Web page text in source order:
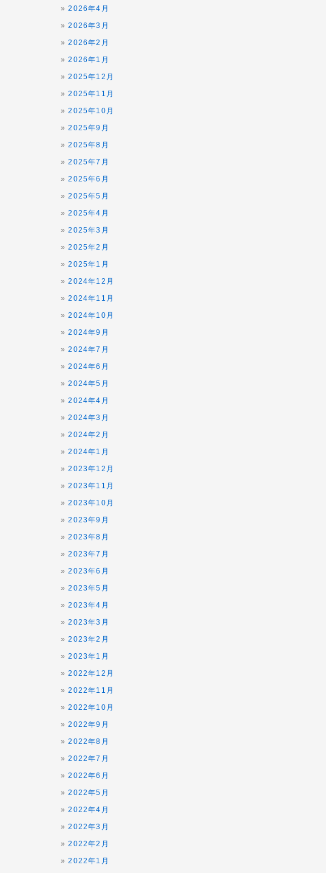
2026年4月
2026年3月
2026年2月
2026年1月
2025年12月
2025年11月
2025年10月
2025年9月
2025年8月
2025年7月
2025年6月
2025年5月
2025年4月
2025年3月
2025年2月
2025年1月
2024年12月
2024年11月
2024年10月
2024年9月
2024年7月
2024年6月
2024年5月
2024年4月
2024年3月
2024年2月
2024年1月
2023年12月
2023年11月
2023年10月
2023年9月
2023年8月
2023年7月
2023年6月
2023年5月
2023年4月
2023年3月
2023年2月
2023年1月
2022年12月
2022年11月
2022年10月
2022年9月
2022年8月
2022年7月
2022年6月
2022年5月
2022年4月
2022年3月
2022年2月
2022年1月